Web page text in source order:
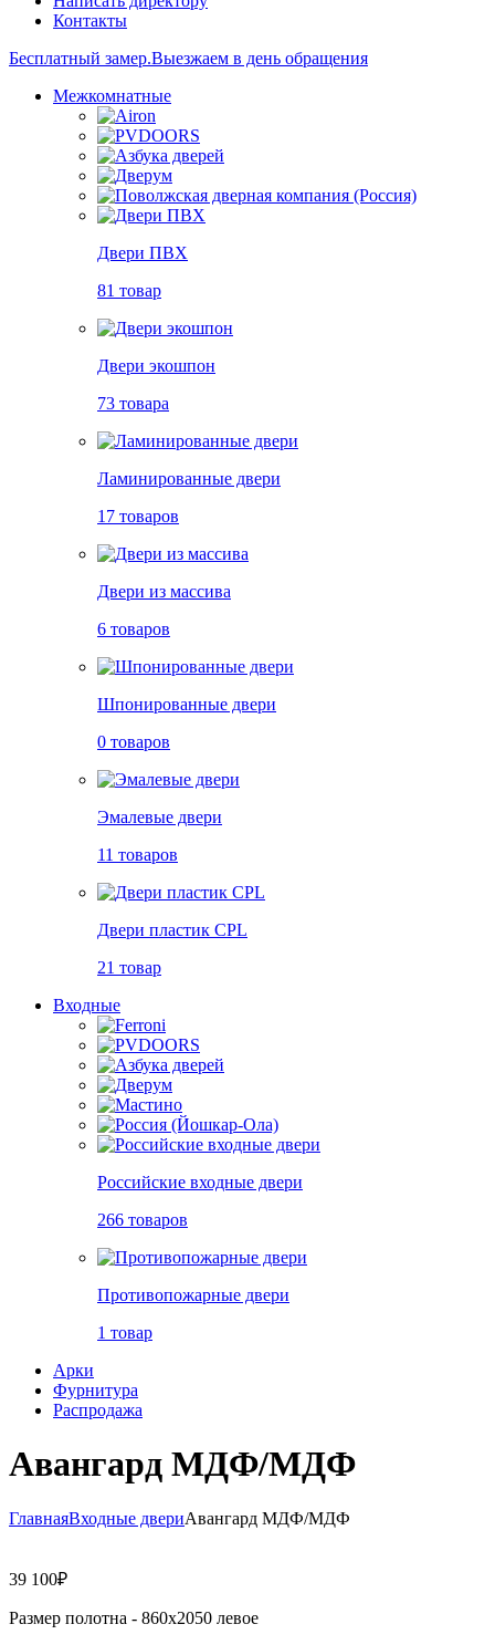
Контакты
Бесплатный замер.Выезжаем в день обращения
Межкомнатные
Двери ПВХ
81 товар
Двери экошпон
73 товара
Ламинированные двери
17 товаров
Двери из массива
6 товаров
Шпонированные двери
0 товаров
Эмалевые двери
11 товаров
Двери пластик CPL
21 товар
Входные
Российские входные двери
266 товаров
Противопожарные двери
1 товар
Арки
Фурнитура
Распродажа
Авангард МДФ/МДФ
ГлавнаяВходные двериАвангард МДФ/МДФ
39 100₽
Размер полотна - 860х2050 левое